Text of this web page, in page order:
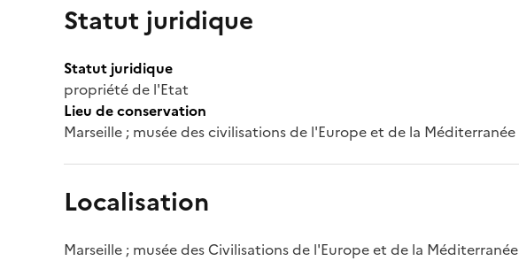
Statut juridique
Statut juridique
propriété de l'Etat
Lieu de conservation
Marseille ; musée des civilisations de l'Europe et de la Méditerranée
Localisation
Marseille ; musée des Civilisations de l'Europe et de la Méditerranée